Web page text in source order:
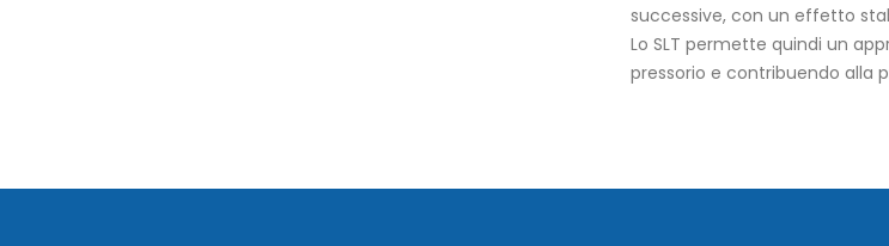
successive, con un effetto
Lo SLT permette quindi un
pressorio e contribuendo alla